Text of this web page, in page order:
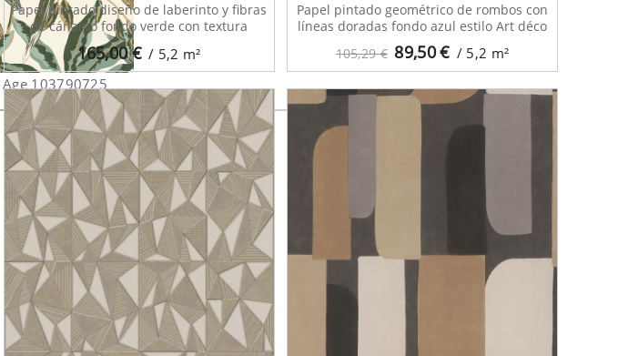
103790725
165,00€ / 5,2 m²
Papel pintado diseño de laberinto y fibras
de cáñamo fondo verde con textura
105,29 € 89,50€ / 5,2 m²
Papel pintado geométrico de rombos con
líneas doradas fondo azul estilo Art déco